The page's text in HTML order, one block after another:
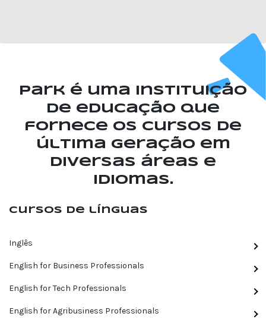
Park é uma instituição
de educação que
fornece os cursos de
última geração em
diversas áreas e
idiomas.
Cursos de línguas
Inglês
English for Business Professionals
English for Tech Professionals
English for Agribusiness Professionals